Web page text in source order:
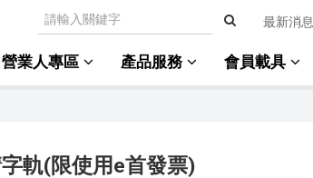
最新消息
營業人專區 產品服務 會員載具
軌(限使用e首發票)